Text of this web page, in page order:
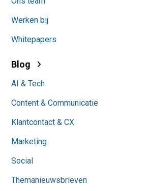
Werken bij
Whitepapers
Blog
AI & Tech
Content & Communicatie
Klantcontact & CX
Marketing
Social
Themanieuwsbrieven